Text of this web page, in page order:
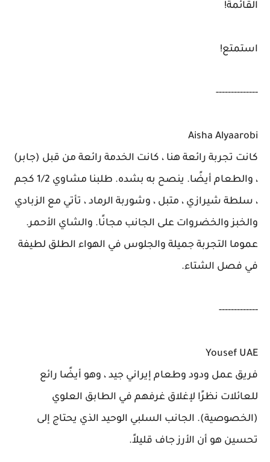
القائمة!
استمتع!
--------------
Aisha Alyaarobi
كانت تجربة رائعة هنا ، كانت الخدمة رائعة من قبل (جابر)
، والطعام أيضًا. ينصح به بشده. طلبنا مشاوي 1/2 كجم
، سلطة شيرازي ، متبل ، وشوربة الرماد ، تأتي مع الزبادي
والخبز والخضروات على الجانب مجانًا. والشاي الأحمر.
عموما التجربة جميلة والجلوس في الهواء الطلق لطيفة
في فصل الشتاء.
-------------
Yousef UAE
فريق عمل ودود وطعام إيراني جيد ، وهو أيضًا رائع
للعائلات نظرًا لإغلاق غرفهم في الطابق العلوي
(الخصوصية). الجانب السلبي الوحيد الذي يحتاج إلى
تحسين هو أن الأرز جاف قليلاً.